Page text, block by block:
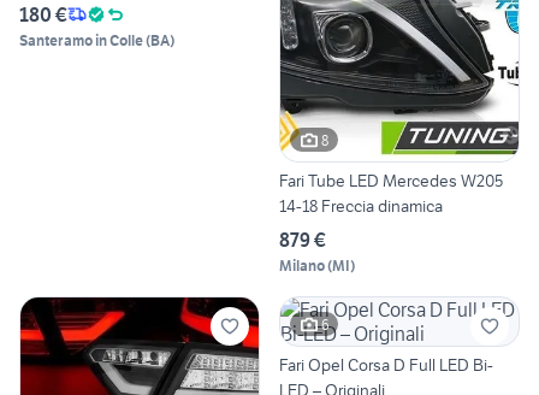
180 €
Santeramo in Colle(BA)
8
Fari Tube LED Mercedes W205
14-18 Freccia dinamica
879 €
Milano(MI)
6
Fari Opel Corsa D Full LED Bi-
LED – Originali